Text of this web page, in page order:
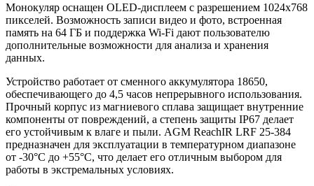
Монокуляр оснащен OLED-дисплеем с разрешением 1024x768
пикселей. Возможность записи видео и фото, встроенная
память на 64 ГБ и поддержка Wi-Fi дают пользователю
дополнительные возможности для анализа и хранения
данных.
Устройство работает от сменного аккумулятора 18650,
обеспечивающего до 4,5 часов непрерывного использования.
Прочный корпус из магниевого сплава защищает внутренние
компоненты от повреждений, а степень защиты IP67 делает
его устойчивым к влаге и пыли. AGM ReachIR LRF 25-384
предназначен для эксплуатации в температурном диапазоне
от -30°C до +55°C, что делает его отличным выбором для
работы в экстремальных условиях.